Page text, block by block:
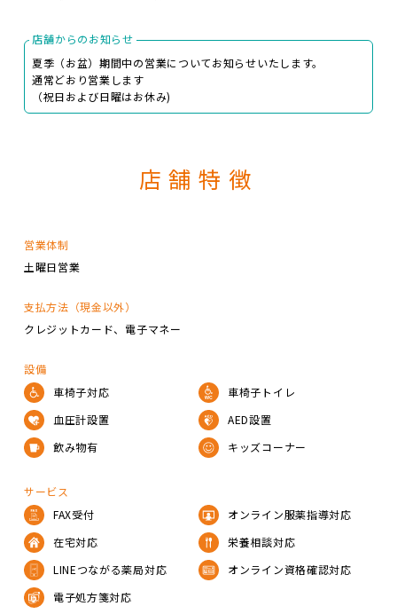
店舗からのお知らせ
夏季（お盆）期間中の営業についてお知らせいたします。
通常どおり営業します
（祝日および日曜はお休み)
店舗特徴
営業体制
土曜日営業
支払方法（現金以外）
クレジットカード
電子マネー
設備
車椅子対応
車椅子トイレ
血圧計設置
AED設置
飲み物有
キッズコーナー
サービス
FAX受付
オンライン服薬指導対応
在宅対応
栄養相談対応
LINEつながる薬局対応
オンライン資格確認対応
電子処方箋対応